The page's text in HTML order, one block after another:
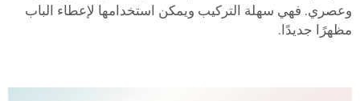
فهي سهلة التركيب ويمكن استخدامها لإعطاء الباب
جديدًا.